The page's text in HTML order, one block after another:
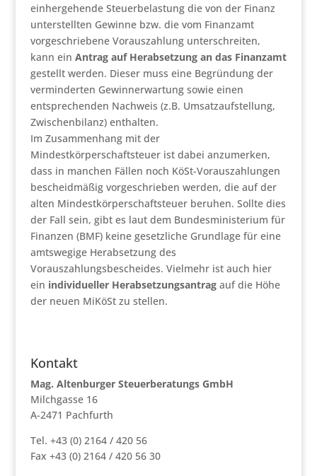
einhergehende Steuerbelastung die von der Finanz
unterstellten Gewinne bzw. die vom Finanzamt
vorgeschriebene Vorauszahlung unterschreiten,
kann ein Antrag auf Herabsetzung an das Finanzamt
gestellt werden. Dieser muss eine Begründung der
verminderten Gewinnerwartung sowie einen
entsprechenden Nachweis (z.B. Umsatzaufstellung,
Zwischenbilanz) enthalten.
Im Zusammenhang mit der
Mindestkörperschaftsteuer ist dabei anzumerken,
dass in manchen Fällen noch KöSt-Vorauszahlungen
bescheidmäßig vorgeschrieben werden, die auf der
alten Mindestkörperschaftsteuer beruhen. Sollte dies
der Fall sein, gibt es laut dem Bundesministerium für
Finanzen (BMF) keine gesetzliche Grundlage für eine
amtswegige Herabsetzung des
Vorauszahlungsbescheides. Vielmehr ist auch hier
ein individueller Herabsetzungsantragauf die Höhe
der neuen MiKöSt zu stellen.
Kontakt
Mag. Altenburger Steuerberatungs GmbH
Milchgasse 16
A-2471 Pachfurth
Tel. +43 (0) 2164 / 420 56
Fax +43 (0) 2164 / 420 56 30